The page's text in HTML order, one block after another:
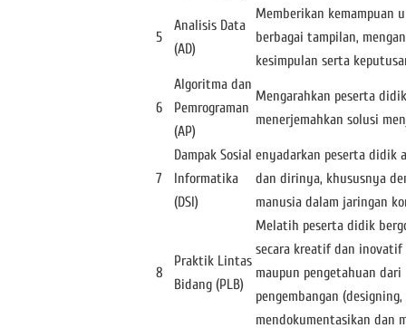
5
Analisis Data
(AD)
Memberikan kemampuan
berbagai tampilan,
kesimpulan serta
6
Algoritma dan
Pemrograman
(AP)
Mengarahkan peserta
menerjemahkan solusi
7
Dampak Sosial
Informatika
(DSI)
enyadarkan peserta didik
dan dirinya, khususnya
manusia dalam jaringan
8
Praktik Lintas
Bidang (PLB)
Melatih peserta didik
secara kreatif dan inovatif
maupun pengetahuan
pengembangan
mendokumentasikan dan